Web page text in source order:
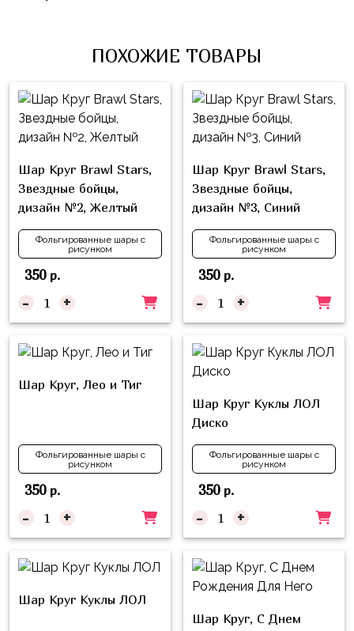
ПОХОЖИЕ ТОВАРЫ
Шар Круг Brawl Stars,
Звездные бойцы,
дизайн №2, Желтый
Фольгированные шары с
рисунком
350р.
- +
Шар Круг Brawl Stars,
Звездные бойцы,
дизайн №3, Синий
Фольгированные шары с
рисунком
350р.
- +
Шар Круг, Лео и Тиг
Фольгированные шары с
рисунком
350р.
- +
Шар Круг Куклы ЛОЛ
Диско
Фольгированные шары с
рисунком
350р.
- +
Шар Круг Куклы ЛОЛ
Шар Круг, С Днем
81
см
Фольга
91
см
Фольгированные
шары
с
рисунком
Фольгированные
фигуры
Готовые
из
с
фигуры
Сентября
Хэллоуин
Свадьба
Мальчик
или
Девочка
ми-
мишки
Лёва
Свинка
Пеппа
Смешарики/
Малышарики
Холодное
Мой
Маленький
Пони
Буба
Лунтик
Чебурашка
ниндзя
Фиксики
Бор,
ул.
М.Горького,
62/2